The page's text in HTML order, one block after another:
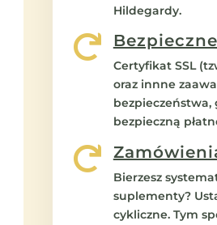
Hildegardy.

Certyfikat SSL
oraz innne
bezpieczną

Bierzesz
suplementy?
cykliczne. Tym